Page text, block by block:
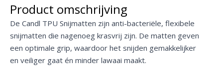
Product omschrijving
De Candl TPU Snijmatten zijn anti-bacteriële, flexibele
snijmatten die nagenoeg krasvrij zijn. De matten geven
een optimale grip, waardoor het snijden gemakkelijker
en veiliger gaat én minder lawaai maakt.